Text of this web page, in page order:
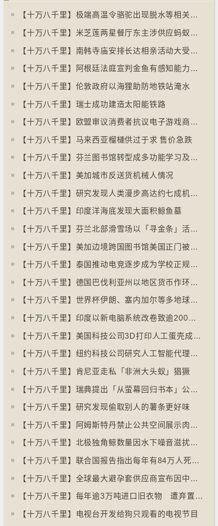
【十万八千里】极端高温令骆驼出现脱水等相关疾病
【十万八千里】米芝莲两星餐厅东主涉供应蚂蚁菜式 检方求囚一年
【十万八千里】南韩寺庙安排长达相亲活动大受欢迎
【十万八千里】阿根廷法庭宣判金鱼有感知能力须从寿司店移走
【十万八千里】伦敦政府以海狸助防地铁站淹水
【十万八千里】瑞士成功建造太阳能铁路
【十万八千里】欧盟审议消费者抗议电子游戏商关闭伺服器
【十万八千里】马来西亚榴槤供过于求 售价急跌
【十万八千里】芬兰图书馆转型成多功能学习及娱乐中心
【十万八千里】美加城市反送货机械人情况
【十万八千里】研究发现人类漫步高达约七成机率「逆时针」行走
【十万八千里】印度洋海底发现大面积鲸鱼墓
【十万八千里】芬兰北部滑雪场以「寻金条」活动吸引游客
【十万八千里】美加边境跨国图书馆美国正门被禁另开「加拿大」门
【十万八千里】泰国推动电竞逐步成为学校正规课程
【十万八千里】德国巴伐利亚州以地区货币作环保金融工具
【十万八千里】世界杯伊朗、塞内加尔等多地球迷入境美国极有可能被拒绝入境
【十万八千里】印度以新电脑系统改卷致逾200万考生成绩或有出错
【十万八千里】美国科技公司3D打印人工蛋壳成功孵化小鸡
【十万八千里】纽约科技公司研究人工智能代理失控情况
【十万八千里】肯尼亚走私「非洲大头蚁」猖獗
【十万八千里】瑞典提出「从萤幕回归书本」公帑购买实体书
【十万八千里】研究发现偷取别人的薯条更好味
【十万八千里】阿姆斯特丹禁止公共空间展示肉类和化石燃料广告已促进碳中和
【十万八千里】北极独角鲸数量因水下噪音滋扰而减少
【十万八千里】联合国报告指出每年有84万人死于工作情况欠佳
【十万八千里】全球最大避孕套供应商宣布因中东战事涨价
【十万八千里】每年逾3万吨进口旧衣物 遭弃置于智利北部沙漠
【十万八千里】电视台开发给狗只观看的电视节目